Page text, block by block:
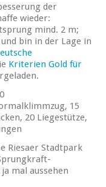
der
wieder:
mind. 2 m;
bin in der Lage in
Kriterien Gold für
15
20 Liegestütze,
Riesaer Stadtpark
mal aussehen